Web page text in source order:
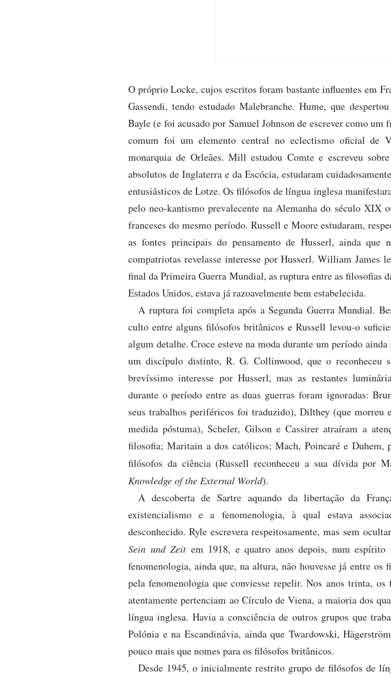
O próprio Locke, cujos escritos foram bastante influentes em
Gassendi, tendo estudado Malebranche. Hume, que
Bayle (e foi acusado por Samuel Johnson de escrever como um
comum foi um elemento central no eclectismo oficial de
monarquia de Orleães. Mill estudou Comte e escreveu
absolutos de Inglaterra e da Escócia, estudaram
entusiásticos de Lotze. Os filósofos de língua inglesa
pelo neo-kantismo prevalecente na Alemanha do século XIX
franceses do mesmo período. Russell e Moore estudaram,
as fontes principais do pensamento de Husserl, ainda que
compatriotas revelasse interesse por Husserl. William James
final da Primeira Guerra Mundial, as ruptura entre as filosofias
Estados Unidos, estava já razoavelmente bem estabelecida.
A ruptura foi completa após a Segunda Guerra Mundial.
culto entre alguns filósofos britânicos e Russell levou-o
algum detalhe. Croce esteve na moda durante um período
um discípulo distinto, R. G. Collinwood, que o reconheceu
brevíssimo interesse por Husserl, mas as restantes
durante o período entre as duas guerras foram ignoradas:
seus trabalhos periféricos foi traduzido), Dilthey (que morreu
medida póstuma), Scheler, Gilson e Cassirer atraíram a
filosofia; Maritain a dos católicos; Mach, Poincaré e Duhem,
filósofos da ciência (Russell reconheceu a sua dívida por
Knowledge of the External World).
A descoberta de Sartre aquando da libertação da
existencialismo e a fenomenologia, à qual estava
desconhecido. Ryle escrevera respeitosamente, mas sem
Sein und Zeit em 1918, e quatro anos depois, num espírito
fenomenologia, ainda que, na altura, não houvesse já entre os
pela fenomenologia que conviesse repelir. Nos anos trinta,
atentamente pertenciam ao Círculo de Viena, a maioria dos
língua inglesa. Havia a consciência de outros grupos que
Polónia e na Escandinávia, ainda que Twardowski,
pouco mais que nomes para os filósofos britânicos.
Desde 1945, o inicialmente restrito grupo de filósofos de